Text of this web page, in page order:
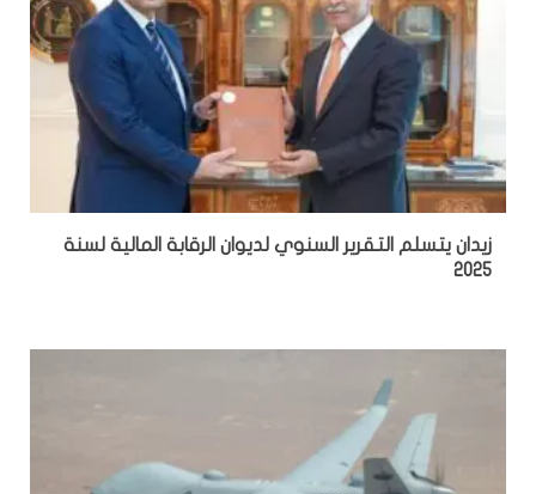
زيدان يتسلم التقرير السنوي لديوان الرقابة المالية لسنة
2025